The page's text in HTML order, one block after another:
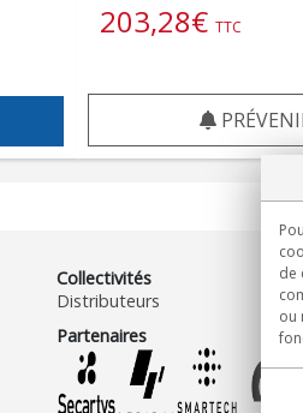
203,28€ TTC
Collectivités
Distributeurs
Partenaires
de
ou